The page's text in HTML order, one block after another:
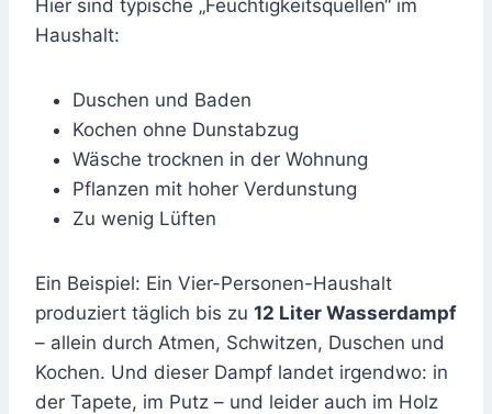
Hier sind typische „Feuchtigkeitsquellen“ im
Haushalt:
Duschen und Baden
Kochen ohne Dunstabzug
Wäsche trocknen in der Wohnung
Pflanzen mit hoher Verdunstung
Zu wenig Lüften
Ein Beispiel: Ein Vier-Personen-Haushalt
produziert täglich bis zu 12 Liter Wasserdampf
– allein durch Atmen, Schwitzen, Duschen und
Kochen. Und dieser Dampf landet irgendwo: in
der Tapete, im Putz – und leider auch im Holz